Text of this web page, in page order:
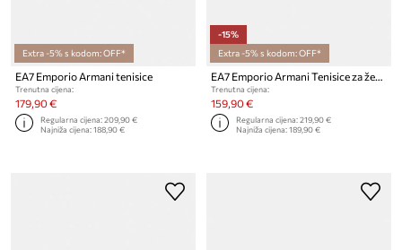
Extra -5% s kodom: OFF*
EA7 Emporio Armani tenisice
Trenutna cijena:
179,90 €
Regularna cijena:209,90 €
Najniža cijena:188,90 €
-15%
Extra -5% s kodom: OFF*
EA7 Emporio Armani Tenisice za žene
Trenutna cijena:
159,90 €
Regularna cijena:219,90 €
Najniža cijena:189,90 €